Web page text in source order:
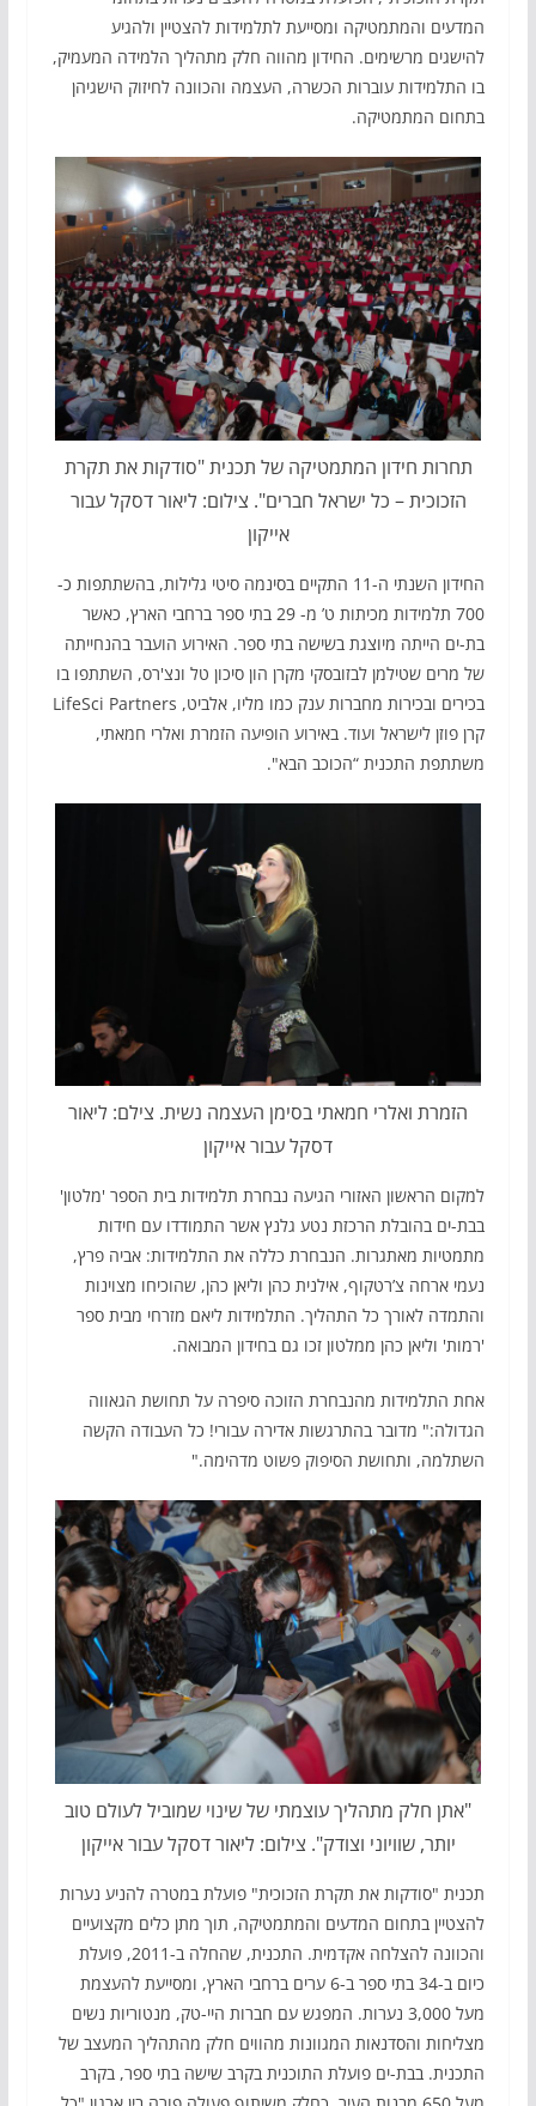
המדעים והמתמטיקה ומסייעת לתלמידות להצטיין ולהגיע
להישגים מרשימים. החידון מהווה חלק מתהליך הלמידה המעמיק,
בו התלמידות עוברות הכשרה, העצמה והכוונה לחיזוק הישגיהן
בתחום המתמטיקה.
תחרות חידון המתמטיקה של תכנית "סודקות את תקרת
הזכוכית – כל ישראל חברים". צילום: ליאור דסקל עבור
אייקון
החידון השנתי ה-11 התקיים בסינמה סיטי גלילות, בהשתתפות כ-
700 תלמידות מכיתות ט’ מ- 29 בתי ספר ברחבי הארץ, כאשר
בת-ים הייתה מיוצגת בשישה בתי ספר. האירוע הועבר בהנחייתה
של מרים שטילמן לבזובסקי מקרן הון סיכון טל ונצ'רס, השתתפו בו
בכירים ובכירות מחברות ענק כמו­­­­­ מליו, אלביט, LifeSci Partners
קרן פוזן לישראל ועוד. באירוע הופיעה הזמרת ואלרי חמאתי,
משתתפת התכנית “הכוכב הבא".
הזמרת ואלרי חמאתי בסימן העצמה נשית. צילם: ליאור
דסקל עבור אייקון
למקום הראשון האזורי הגיעה נבחרת תלמידות בית הספר 'מלטון'
בבת-ים בהובלת הרכזת נטע גלנץ אשר התמודדו עם חידות
מתמטיות מאתגרות. הנבחרת כללה את התלמידות: אביה פרץ,
נעמי ארחה צ’רטקוף, אילנית כהן וליאן כהן, שהוכיחו מצוינות
והתמדה לאורך כל התהליך. התלמידות ליאם מזרחי מבית ספר
'רמות' וליאן כהן ממלטון זכו גם בחידון המבואה.
אחת התלמידות מהנבחרת הזוכה סיפרה על תחושת הגאווה
הגדולה:" מדובר בהתרגשות אדירה עבורי! כל העבודה הקשה
השתלמה, ותחושת הסיפוק פשוט מדהימה."
"אתן חלק מתהליך עוצמתי של שינוי שמוביל לעולם טוב
יותר, שוויוני וצודק". צילום: ליאור דסקל עבור אייקון
תכנית "סודקות את תקרת הזכוכית" פועלת במטרה להניע נערות
להצטיין בתחום המדעים והמתמטיקה, תוך מתן כלים מקצועיים
והכוונה להצלחה אקדמית. התכנית, שהחלה ב-2011, פועלת
כיום ב-34 בתי ספר ב-6 ערים ברחבי הארץ, ומסייעת להעצמת
מעל 3,000 נערות. המפגש עם חברות היי-טק, מנטוריות נשים
מצליחות והסדנאות המגוונות מהווים חלק מהתהליך המעצב של
התכנית. בבת-ים פועלת התוכנית בקרב שישה בתי ספר, בקרב